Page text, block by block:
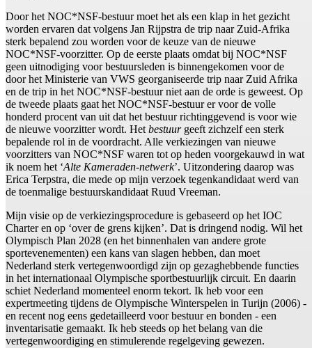
Door het NOC*NSF-bestuur moet het als een klap in het gezicht
worden ervaren dat volgens Jan Rijpstra de trip naar Zuid-Afrika
sterk bepalend zou worden voor de keuze van de nieuwe
NOC*NSF-voorzitter. Op de eerste plaats omdat bij NOC*NSF
geen uitnodiging voor bestuursleden is binnengekomen voor de
door het Ministerie van VWS georganiseerde trip naar Zuid Afrika
en de trip in het NOC*NSF-bestuur niet aan de orde is geweest. Op
de tweede plaats gaat het NOC*NSF-bestuur er voor de volle
honderd procent van uit dat het bestuur richtinggevend is voor wie
de nieuwe voorzitter wordt. Hetbestuurgeeft zichzelf een sterk
bepalende rol in de voordracht. Alle verkiezingen van nieuwe
voorzitters van NOC*NSF waren tot op heden voorgekauwd in wat
ik noem het ‘Alte Kameraden-netwerk’. Uitzondering daarop was
Erica Terpstra, die mede op mijn verzoek tegenkandidaat werd van
de toenmalige bestuurskandidaat Ruud Vreeman.
Mijn visie op de verkiezingsprocedure is gebaseerd op het IOC
Charter en op ‘over de grens kijken’. Dat is dringend nodig. Wil het
Olympisch Plan 2028 (en het binnenhalen van andere grote
sportevenementen) een kans van slagen hebben, dan moet
Nederland sterk vertegenwoordigd zijn op gezaghebbende functies
in het internationaal Olympische sportbestuurlijk circuit. En daarin
schiet Nederland momenteel enorm tekort. Ik heb voor een
expertmeeting tijdens de Olympische Winterspelen in Turijn (2006) -
en recent nog eens gedetailleerd voor bestuur en bonden - een
inventarisatie gemaakt. Ik heb steeds op het belang van die
vertegenwoordiging en stimulerende regelgeving gewezen.